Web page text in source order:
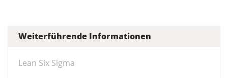
Weiterführende Informationen
Lean Six Sigma